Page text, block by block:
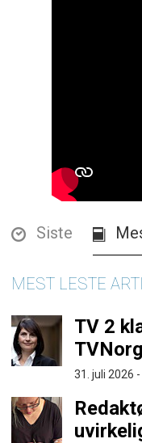
Siste
MEST LESTE
TV 2
31. juli 2026